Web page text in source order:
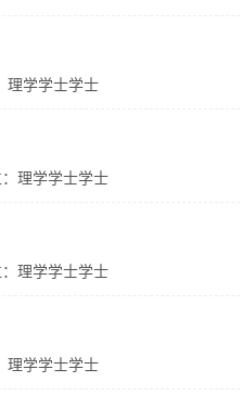
理学学士学士
理学学士学士
理学学士学士
理学学士学士